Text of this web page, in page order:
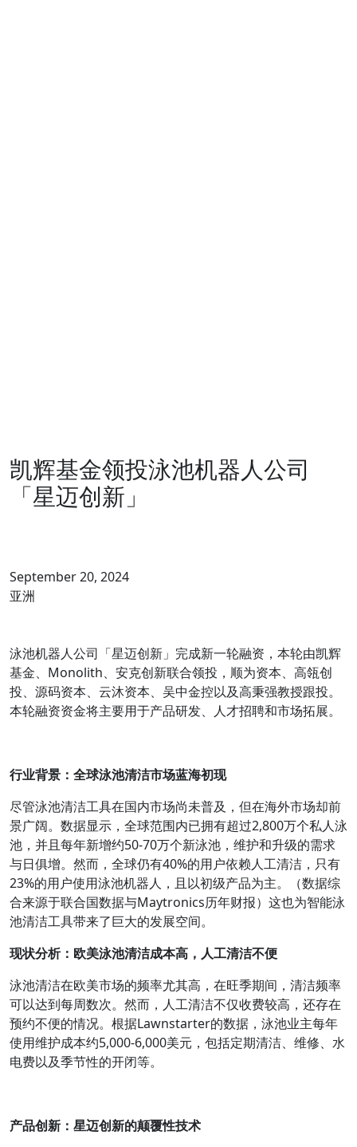
凯辉基金领投泳池机器人公司
「星迈创新」
September 20, 2024
亚洲
泳池机器人公司「星迈创新」完成新一轮融资，本轮由凯辉
基金、Monolith、安克创新联合领投，顺为资本、高瓴创
投、源码资本、云沐资本、吴中金控以及高秉强教授跟投。
本轮融资资金将主要用于产品研发、人才招聘和市场拓展。
行业背景：全球泳池清洁市场蓝海初现
尽管泳池清洁工具在国内市场尚未普及，但在海外市场却前
景广阔。数据显示，全球范围内已拥有超过2,800万个私人泳
池，并且每年新增约50-70万个新泳池，维护和升级的需求
与日俱增。然而，全球仍有40%的用户依赖人工清洁，只有
23%的用户使用泳池机器人，且以初级产品为主。（数据综
合来源于联合国数据与Maytronics历年财报）这也为智能泳
池清洁工具带来了巨大的发展空间。
现状分析：欧美泳池清洁成本高，人工清洁不便
泳池清洁在欧美市场的频率尤其高，在旺季期间，清洁频率
可以达到每周数次。然而，人工清洁不仅收费较高，还存在
预约不便的情况。根据Lawnstarter的数据，泳池业主每年
使用维护成本约5,000-6,000美元，包括定期清洁、维修、水
电费以及季节性的开闭等。
产品创新：星迈创新的颠覆性技术